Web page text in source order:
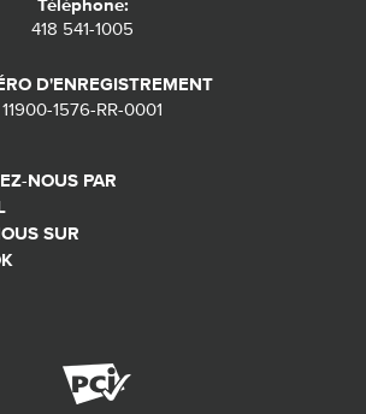
Téléphone:
418 541-1005
D'ENREGISTREMENT
11900-1576-RR-0001
NOUS PAR
SUR